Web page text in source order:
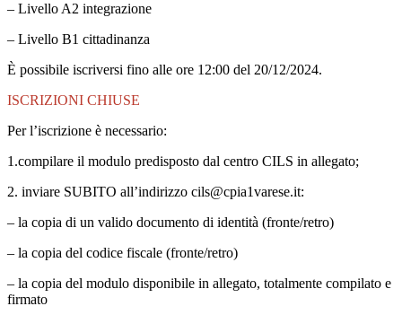
– Livello A2 integrazione
– Livello B1 cittadinanza
È possibile iscriversi fino alle ore 12:00 del 20/12/2024.
ISCRIZIONI CHIUSE
Per l’iscrizione è necessario:
1.compilare il modulo predisposto dal centro CILS in allegato;
2. inviare SUBITO all’indirizzo cils@cpia1varese.it:
– la copia di un valido documento di identità (fronte/retro)
– la copia del codice fiscale (fronte/retro)
– la copia del modulo disponibile in allegato, totalmente compilato e
firmato